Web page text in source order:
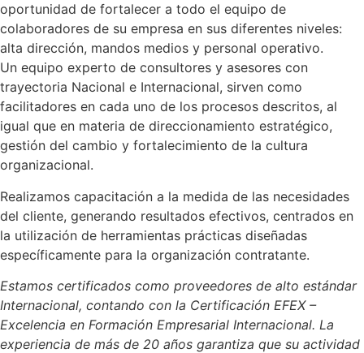
oportunidad de fortalecer a todo el equipo de
colaboradores de su empresa en sus diferentes niveles:
alta dirección, mandos medios y personal operativo.
Un equipo experto de consultores y asesores con
trayectoria Nacional e Internacional, sirven como
facilitadores en cada uno de los procesos descritos, al
igual que en materia de direccionamiento estratégico,
gestión del cambio y fortalecimiento de la cultura
organizacional.
Realizamos capacitación a la medida de las necesidades
del cliente, generando resultados efectivos, centrados en
la utilización de herramientas prácticas diseñadas
específicamente para la organización contratante.
Estamos certificados como proveedores de alto estándar
Internacional, contando con la Certificación EFEX –
Excelencia en Formación Empresarial Internacional. La
experiencia de más de 20 años garantiza que su actividad